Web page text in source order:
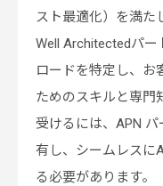
スト最適化）を満た
Well Architectedパ
ロードを特定し、お
ためのスキルと専門
受けるには、APN
有し、シームレスに
る必要があります。